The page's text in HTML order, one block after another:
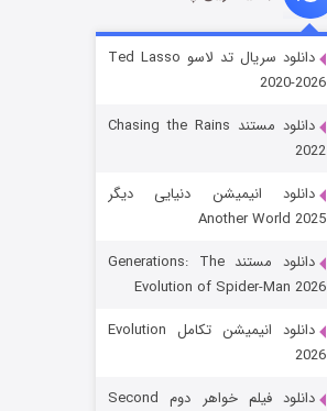
قسمت
رویایی برای تو
دانلود سریال تد لاسو Ted Lasso
2020-2026
دانلود مستند Chasing the Rains
2022
دانلود انیمیشن دنیایی دیگر
Another World 2025
دانلود مستند Generations: The
Evolution of Spider-Man 2026
دانلود انیمیشن تکامل Evolution
2026
دانلود فیلم خواهر دوم Second